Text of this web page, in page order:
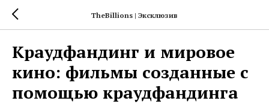
TheBillions | Эксклюзив
Краудфандинг и мировое
кино: фильмы созданные с
помощью краудфандинга